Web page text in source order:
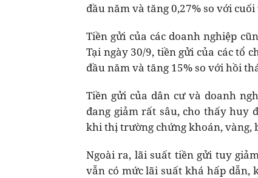
đầu năm và tăng 0,27% so với cuối
Tiền gửi của các doanh nghiệp
Tại ngày 30/9, tiền gửi của các tổ
đầu năm và tăng 15% so với hồi
Tiền gửi của dân cư và doanh
đang giảm rất sâu, cho thấy huy
khi thị trường chứng khoán, vàng,
Ngoài ra, lãi suất tiền gửi tuy
vẫn có mức lãi suất khá hấp dẫn,